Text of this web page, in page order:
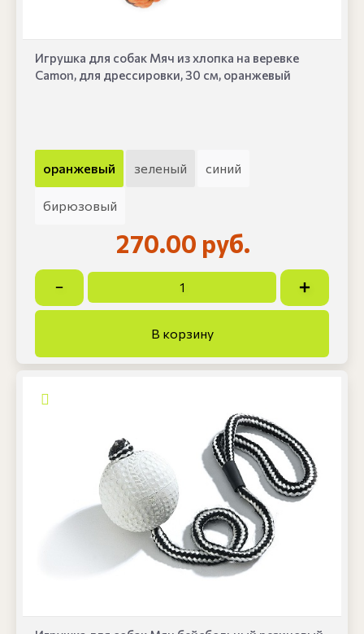
Игрушка для собак Мяч из хлопка на веревке
Сamon, для дрессировки, 30 см, оранжевый
оранжевый зеленый синий
бирюзовый
270.00 руб.